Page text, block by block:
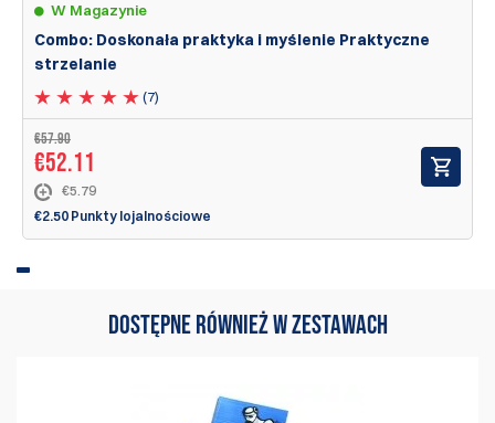
W Magazynie
Combo: Doskonała praktyka i myślenie Praktyczne
strzelanie
(7)
€57.90
€52.11
€5.79
€2.50 Punkty lojalnościowe
DOSTĘPNE RÓWNIEŻ W ZESTAWACH